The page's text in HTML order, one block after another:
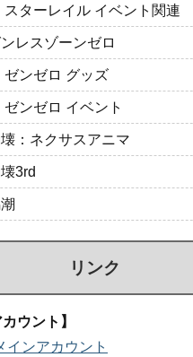
スターレイル イベント関連
レスゾーンゼロ
ゼンゼロ グッズ
ゼンゼロ イベント
：ネクサスアニマ
3rd
リンク
カウント】
インアカウント